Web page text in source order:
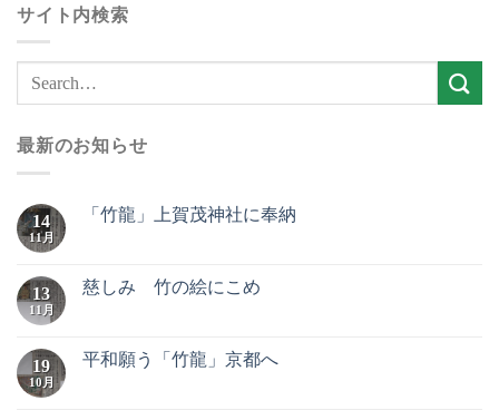
サイト内検索
最新のお知らせ
14
11月
「竹龍」上賀茂神社に奉納
13
11月
慈しみ 竹の絵にこめ
19
10月
平和願う「竹龍」京都へ